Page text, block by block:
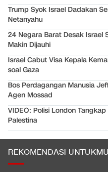
Trump Syok Israel Dadakan
Netanyahu
24 Negara Barat Desak Israel
Makin Dijauhi
Israel Cabut Visa Kepala
soal Gaza
Bos Perdagangan Manusia
Agen Mossad
VIDEO: Polisi London
Palestina
REKOMENDASI UNTUKMU